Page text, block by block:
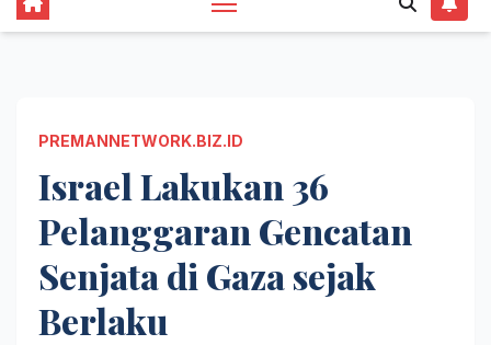
PREMANNETWORK.BIZ.ID
Israel Lakukan 36
Pelanggaran Gencatan
Senjata di Gaza sejak
Berlaku